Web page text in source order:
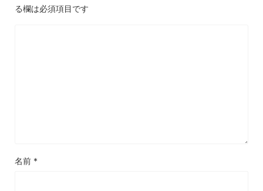
る欄は必須項目です
名前 *